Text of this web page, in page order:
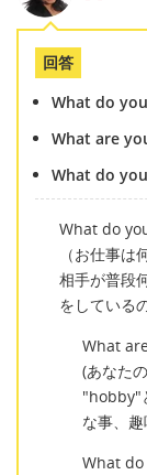
回答
What do
What are
What do
What do
（お仕事は
相手が普段
をしている
What
(あなた
"hobby"
な事、趣
What